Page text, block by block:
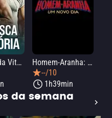
Em Busca da Vitória
Homem-Aranha: Um Novo Dia
--/10
1h39min
da semana